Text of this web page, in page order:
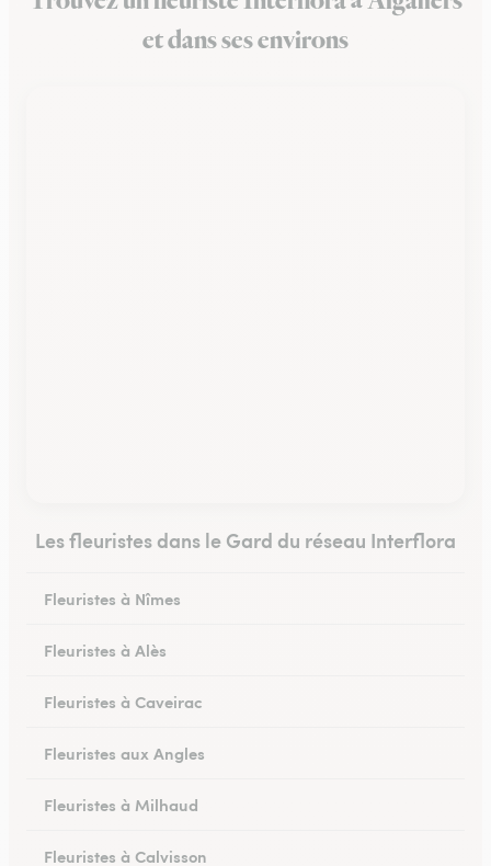
et dans ses environs
Les fleuristes dans le Gard du réseau Interflora
Fleuristes à Nîmes
Fleuristes à Alès
Fleuristes à Caveirac
Fleuristes aux Angles
Fleuristes à Milhaud
Fleuristes à Calvisson